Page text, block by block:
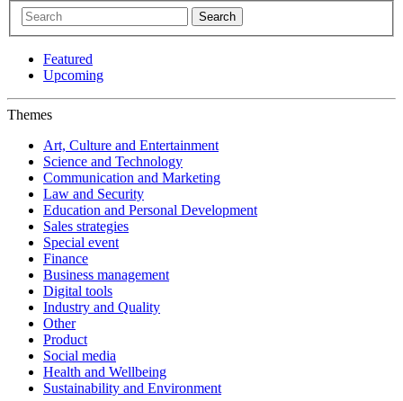
Search
Featured
Upcoming
Themes
Art, Culture and Entertainment
Science and Technology
Communication and Marketing
Law and Security
Education and Personal Development
Sales strategies
Special event
Finance
Business management
Digital tools
Industry and Quality
Other
Product
Social media
Health and Wellbeing
Sustainability and Environment